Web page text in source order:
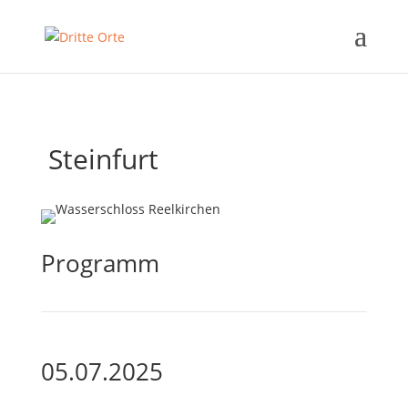
Steinfurt
Programm
05.07.2025